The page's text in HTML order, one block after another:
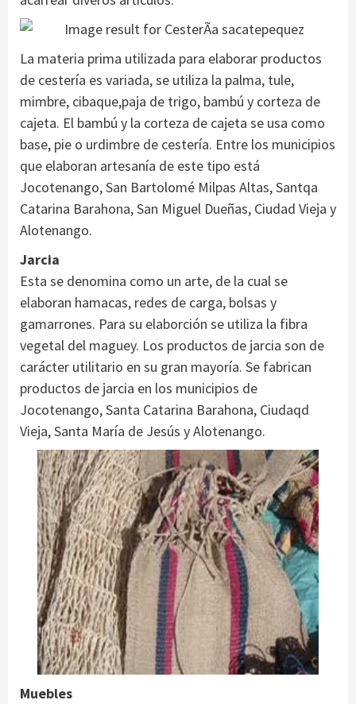
La materia prima utilizada para elaborar productos
de cestería es variada, se utiliza la palma, tule,
mimbre, cibaque,paja de trigo, bambú y corteza de
cajeta. El bambú y la corteza de cajeta se usa como
base, pie o urdimbre de cestería. Entre los municipios
que elaboran artesanía de este tipo está
Jocotenango, San Bartolomé Milpas Altas, Santqa
Catarina Barahona, San Miguel Dueñas, Ciudad Vieja y
Alotenango.
Jarcia
Esta se denomina como un arte, de la cual se
elaboran hamacas, redes de carga, bolsas y
gamarrones. Para su elaborción se utiliza la fibra
vegetal del maguey. Los productos de jarcia son de
carácter utilitario en su gran mayoría. Se fabrican
productos de jarcia en los municipios de
Jocotenango, Santa Catarina Barahona, Ciudaqd
Vieja, Santa María de Jesús y Alotenango.
Muebles